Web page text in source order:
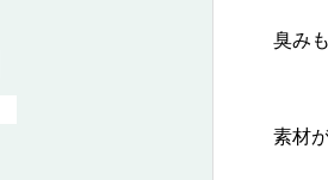
臭み
素材